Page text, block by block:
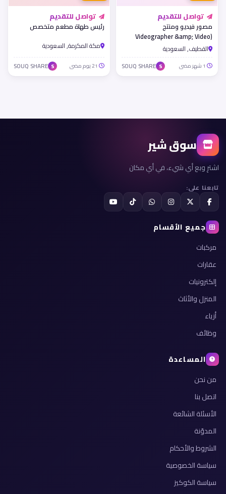
تواصل للتقديم
مصور فيديو ومنتج
(Videographer &amp; Video
Editor) - شركة جنان فدك للتطوير
القطيف, السعودية
S
SOUQ SHARE
تواصل للتقديم
رئيس طهاة مطعم متخصص
مكة المكرمة, السعودية
S
SOUQ SHARE
سوق شير
اشترِ وبع أي شيء، في أي مكان
تابعنا على:
جميع الأقسام
مركبات
عقارات
إلكترونيات
المنزل والأثاث
أزياء
وظائف
المساعدة
من نحن
اتصل بنا
الأسئلة الشائعة
المدوّنة
الشروط والأحكام
سياسة الخصوصية
سياسة الكوكيز